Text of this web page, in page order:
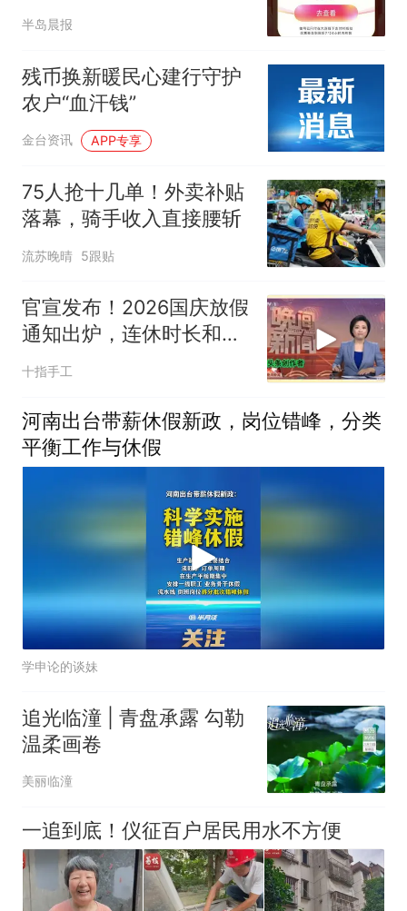
半岛晨报
残币换新暖民心建行守护
农户“血汗钱”
金台资讯 APP专享
75人抢十几单！外卖补贴
落幕，骑手收入直接腰斩
流苏晚晴 5跟贴
官宣发布！2026国庆放假
通知出炉，连休时长和调
休安排定了
十指手工
河南出台带薪休假新政，岗位错峰，分类
平衡工作与休假
学申论的谈妹
追光临潼 | 青盘承露 勾勒
温柔画卷
美丽临潼
一追到底！仪征百户居民用水不方便